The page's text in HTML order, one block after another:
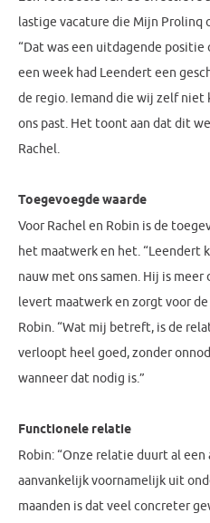
lastige vacature die Mijn Prolinq
“Dat was een uitdagende
een week had Leendert een
de regio. Iemand die wij zelf niet
ons past. Het toont aan dat dit
Rachel.
Toegevoegde waarde
Voor Rachel en Robin is de
het maatwerk en het. “Leendert
nauw met ons samen. Hij is
levert maatwerk en zorgt voor
Robin. “Wat mij betreft, is de
verloopt heel goed, zonder
wanneer dat nodig is.”
Functionele relatie
Robin: “Onze relatie duurt al een
aanvankelijk voornamelijk uit
maanden is dat veel concreter